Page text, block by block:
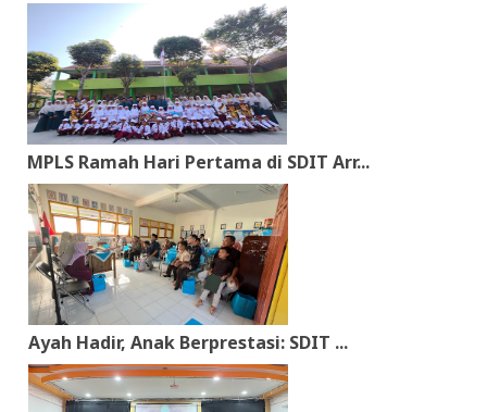
MPLS Ramah Hari Pertama di SDIT Arr...
Ayah Hadir, Anak Berprestasi: SDIT ...